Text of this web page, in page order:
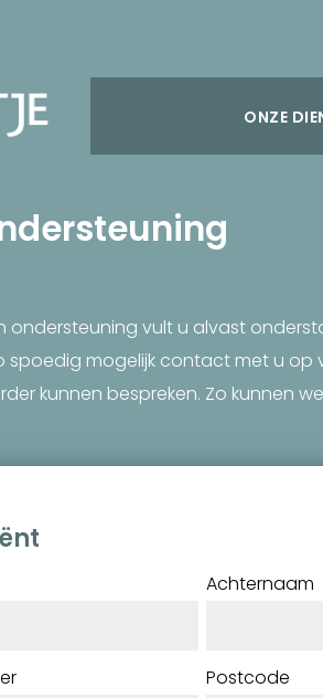
ONZE
vult u alvast
spoedig mogelijk contact met u op
kunnen bespreken. Zo kunnen
Achternaam
Postcode